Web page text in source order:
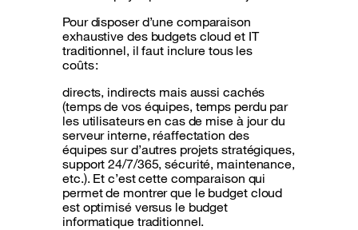
Pour disposer d’une comparaison
exhaustive des budgets cloud et IT
traditionnel, il faut inclure tous les
coûts :
directs, indirects mais aussi cachés
(temps de vos équipes, temps perdu par
les utilisateurs en cas de mise à jour du
serveur interne, réaffectation des
équipes sur d’autres projets stratégiques,
support 24/7/365, sécurité, maintenance,
etc.). Et c’est cette comparaison qui
permet de montrer que le budget cloud
est optimisé versus le budget
informatique traditionnel.